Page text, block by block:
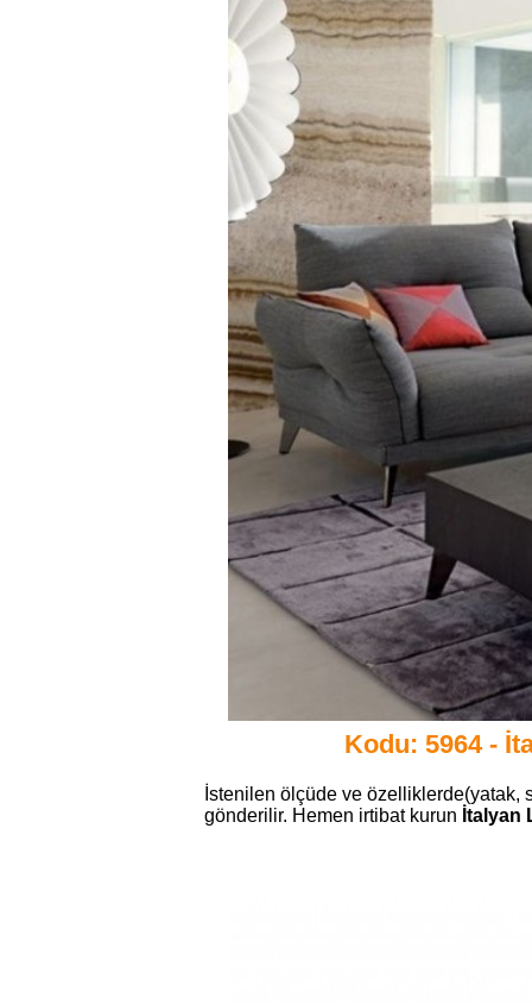
Kodu: 5964 -
İstenilen ölçüde ve özelliklerde(yatak,
gönderilir. Hemen irtibat kurun İtalyan